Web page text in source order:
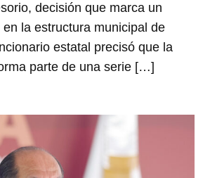
decisión que marca un
la estructura municipal de
estatal precisó que la
parte de una serie […]